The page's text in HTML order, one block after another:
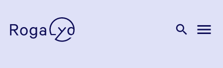
search menu